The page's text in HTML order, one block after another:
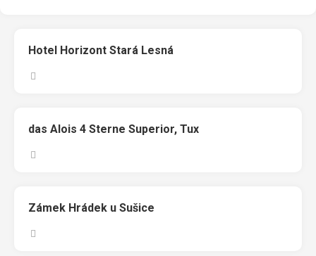
Hotel Horizont Stará Lesná
das Alois 4 Sterne Superior, Tux
Zámek Hrádek u Sušice